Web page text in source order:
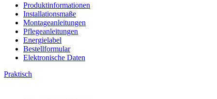
Produktinformationen
Installationsmaße
Montageanleitungen
Pflegeanleitungen
Energielabel
Bestellformular
Elektronische Daten
Praktisch